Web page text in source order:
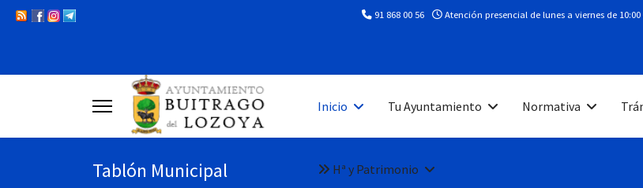
91 868 00 56 Atención presencial de lunes a viernes de 10:00
Inicio Tu Ayuntamiento Normativa
Hª y Patrimonio
Tablón Municipal